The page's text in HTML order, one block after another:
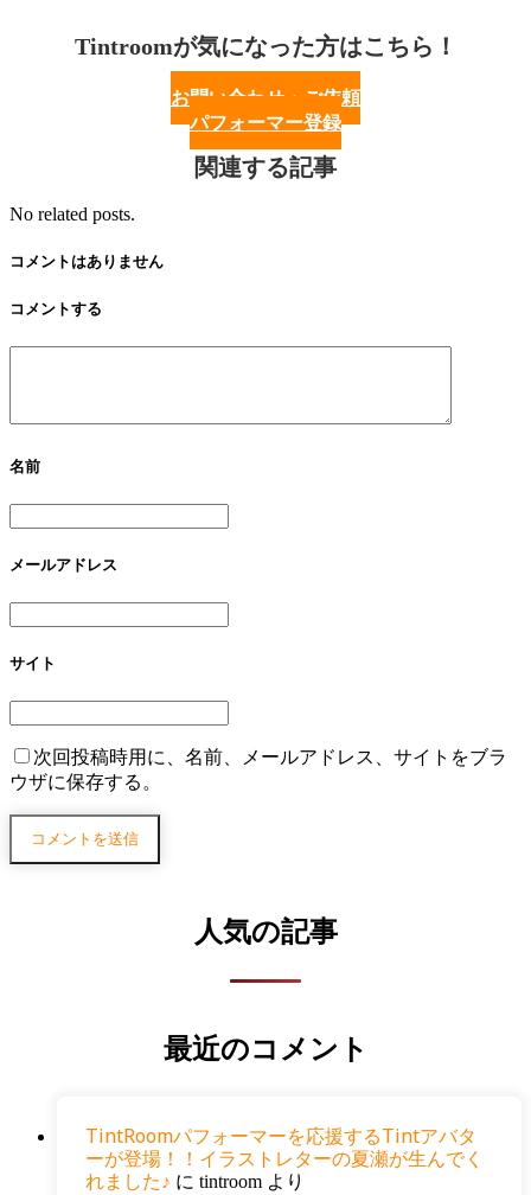
Tintroomが気になった方はこちら！
お問い合わせ・ご依頼
パフォーマー登録
関連する記事
No related posts.
コメントはありません
コメントする
名前
メールアドレス
サイト
次回投稿時用に、名前、メールアドレス、サイトをブラ
ウザに保存する。
人気の記事
最近のコメント
TintRoomパフォーマーを応援するTintアバタ
ーが登場！！イラストレターの夏瀬が生んでく
れました♪ に tintroom より